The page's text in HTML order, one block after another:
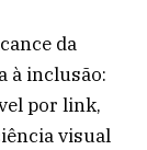
da
à inclusão:
por link,
visual